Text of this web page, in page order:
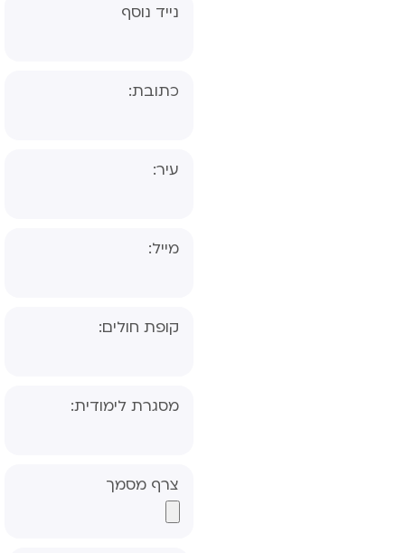
נייד נוסף
כתובת:
עיר:
מייל:
קופת חולים:
מסגרת לימודית:
צרף מסמך
שאלון הורה- אבחון
שאלון מורה- אבחון